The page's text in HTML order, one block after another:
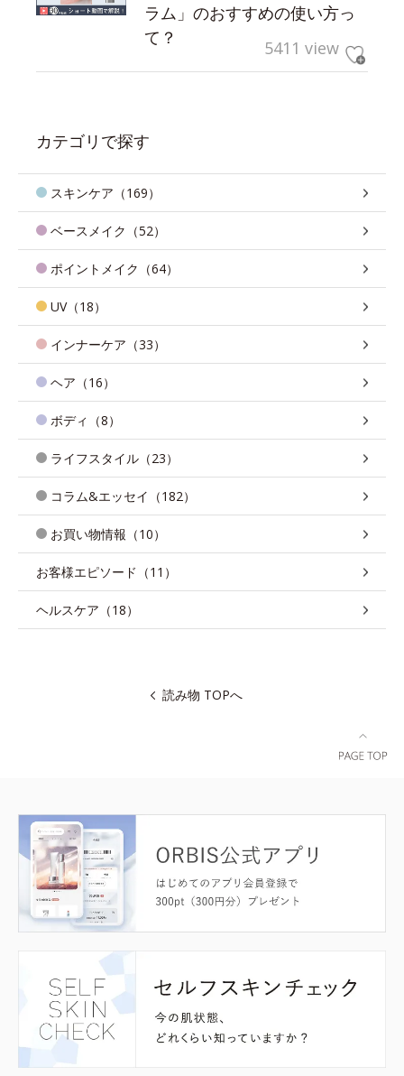
ラム」のおすすめの使い方っ
て？
5411 view
カテゴリで探す
スキンケア（169）
ベースメイク（52）
ポイントメイク（64）
UV（18）
インナーケア（33）
ヘア（16）
ボディ（8）
ライフスタイル（23）
コラム&エッセイ（182）
お買い物情報（10）
お客様エピソード（11）
ヘルスケア（18）
読み物 TOPへ